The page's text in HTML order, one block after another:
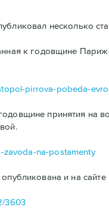
несколько
к годовщине
pirrova-pobeda-
принятия на
zavoda-na-postamenty
и на сайте
3603